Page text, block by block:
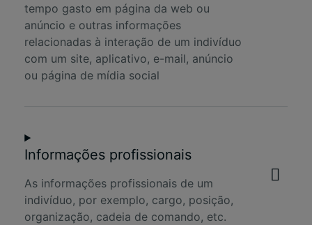
tempo gasto em página da web ou
anúncio e outras informações
relacionadas à interação de um indivíduo
com um site, aplicativo, e-mail, anúncio
ou página de mídia social
Informações profissionais
As informações profissionais de um
indivíduo, por exemplo, cargo, posição,
organização, cadeia de comando, etc.